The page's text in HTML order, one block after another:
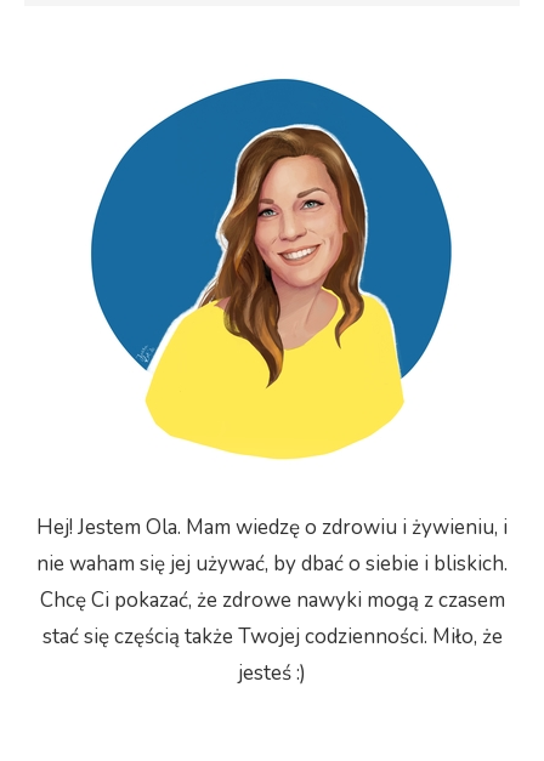
Hej! Jestem Ola. Mam wiedzę o zdrowiu i żywieniu, i
nie waham się jej używać, by dbać o siebie i bliskich.
Chcę Ci pokazać, że zdrowe nawyki mogą z czasem
stać się częścią także Twojej codzienności. Miło, że
jesteś :)